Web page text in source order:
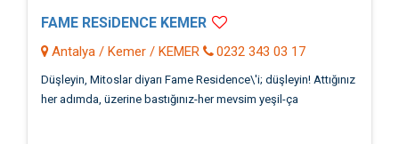
FAME RESiDENCE KEMER
Antalya / Kemer / KEMER 0232 343 03 17
Düşleyin, Mitoslar diyarı Fame Residence\'i; düşleyin! Attığınız
her adımda, üzerine bastığınız-her mevsim yeşil-ça